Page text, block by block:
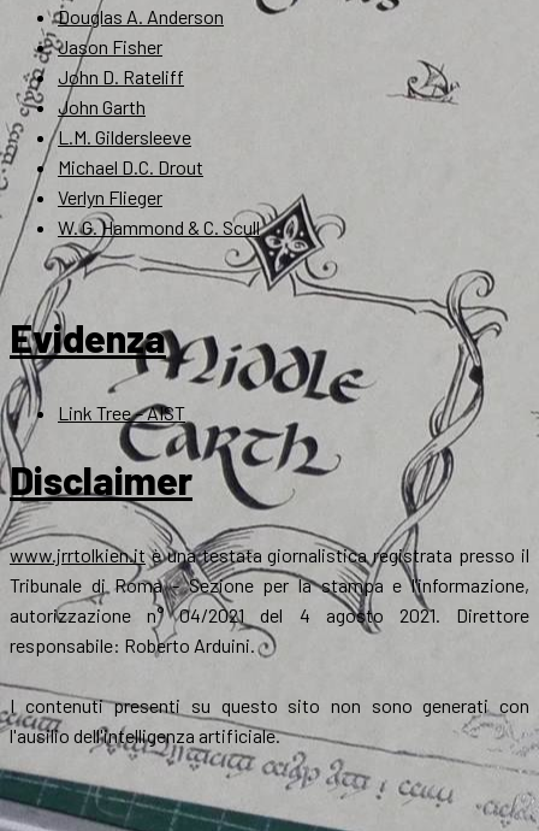
Douglas A. Anderson
Jason Fisher
John D. Rateliff
John Garth
L.M. Gildersleeve
Michael D.C. Drout
Verlyn Flieger
W. G. Hammond & C. Scull
Evidenza
Link Tree – AIST
Disclaimer
www.jrrtolkien.itè una testata giornalistica registrata presso il
Tribunale di Roma - Sezione per la stampa e l’informazione,
autorizzazione n° 04/2021 del 4 agosto 2021. Direttore
responsabile: Roberto Arduini.
I contenuti presenti su questo sito non sono generati con
l'ausilio dell'intelligenza artificiale.